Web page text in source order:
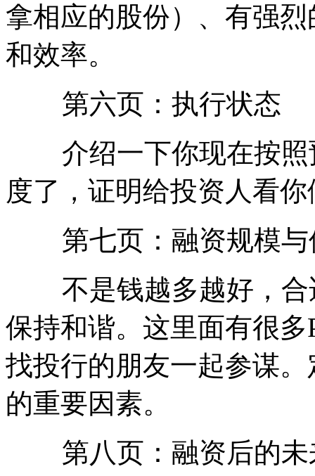
拿相应的股份）、有强
和效率。
第六页：执行状态
介绍一下你现在按照
度了，证明给投资人看
第七页：融资规模与
不是钱越多越好，合
保持和谐。这里面有很
找投行的朋友一起参谋
的重要因素。
第八页：融资后的未